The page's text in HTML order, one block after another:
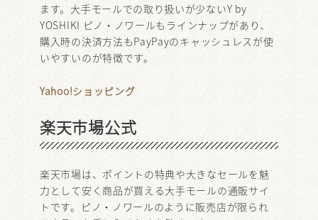
ます。大手モールでの取り扱いが少ないY by
YOSHIKI ピノ・ノワールもラインナップがあり、
購入時の決済方法もPayPayのキャッシュレスが使
いやすいのが特徴です。
Yahoo!ショッピング
楽天市場公式
楽天市場は、ポイントの特典や大きなセールを魅
力として安く商品が買える大手モールの通販サイ
トです。ピノ・ノワールのように販売店が限られ